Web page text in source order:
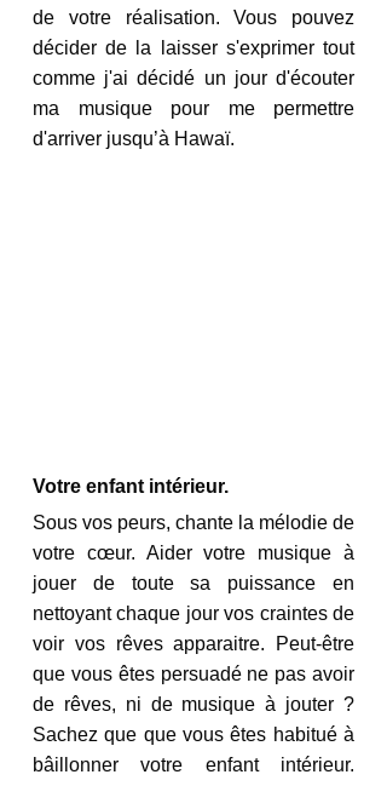
de votre réalisation. Vous pouvez
décider de la laisser s'exprimer tout
comme j'ai décidé un jour d'écouter
ma musique pour me permettre
d'arriver jusqu’à Hawaï.
Votre enfant intérieur.
Sous vos peurs, chante la mélodie de
votre cœur. Aider votre musique à
jouer de toute sa puissance en
nettoyant chaque jour vos craintes de
voir vos rêves apparaitre. Peut-être
que vous êtes persuadé ne pas avoir
de rêves, ni de musique à jouter ?
Sachez que que vous êtes habitué à
bâillonner votre enfant intérieur.